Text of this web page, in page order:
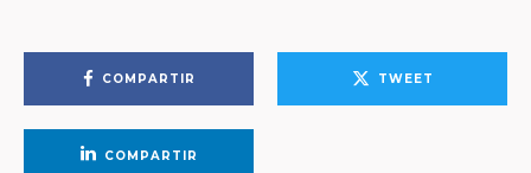
COMPARTIR TWEET
COMPARTIR